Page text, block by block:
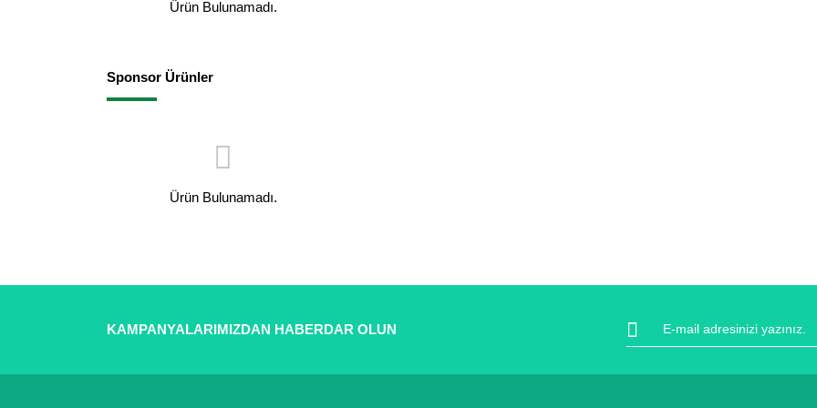
Ürün Bulunamadı.
Sponsor Ürünler
Ürün Bulunamadı.
KAMPANYALARIMIZDAN HABERDAR OLUN